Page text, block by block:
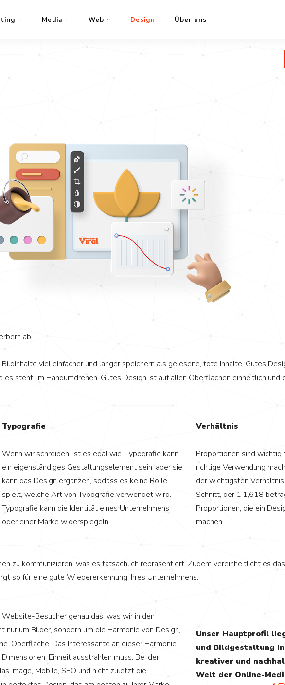
Media Web Design Über uns
ab,
viel einfacher und länger speichern als gelesene, tote Inhalte. Gutes
steht, im Handumdrehen. Gutes Design ist auf allen Oberflächen einheitlich und
Typografie
Wenn wir schreiben, ist es egal wie. Typografie kann
ein eigenständiges Gestaltungselement sein, aber sie
kann das Design ergänzen, sodass es keine Rolle
spielt, welche Art von Typografie verwendet wird.
Typografie kann die Identität eines Unternehmens
oder einer Marke widerspiegeln.
Verhältnis
Proportionen sind wichtig
richtige Verwendung
der wichtigsten
Schnitt, der 1:1,618
Proportionen, die ein
machen.
zu kommunizieren, was es tatsächlich repräsentiert. Zudem vereinheitlicht es
so für eine gute Wiedererkennung Ihres Unternehmens.
Besucher genau das, was wir in den
um Bilder, sondern um die Harmonie von Design,
Oberfläche. Das Interessante an dieser Harmonie
Einheit ausstrahlen muss. Bei der
Image, Mobile, SEO und nicht zuletzt die
Unser Hauptprofil
und Bildgestaltung
kreativer und
Welt der Online-